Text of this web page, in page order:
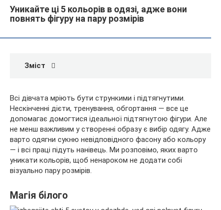
Уникайте ці 5 кольорів в одязі, адже вони
повнять фігуру на пару розмірів
Зміст
Всі дівчата мріють бути стрункими і підтягнутими.
Нескінченні дієти, тренування, обгортання — все це
допомагає домогтися ідеальної підтягнутою фігури. Але
не менш важливим у створенні образу є вибір одягу. Адже
варто одягни сукню невідповідного фасону або кольору
— і всі праці підуть нанівець. Ми розповімо, яких варто
уникати кольорів, щоб ненароком не додати собі
візуально пару розмірів.
Магія білого